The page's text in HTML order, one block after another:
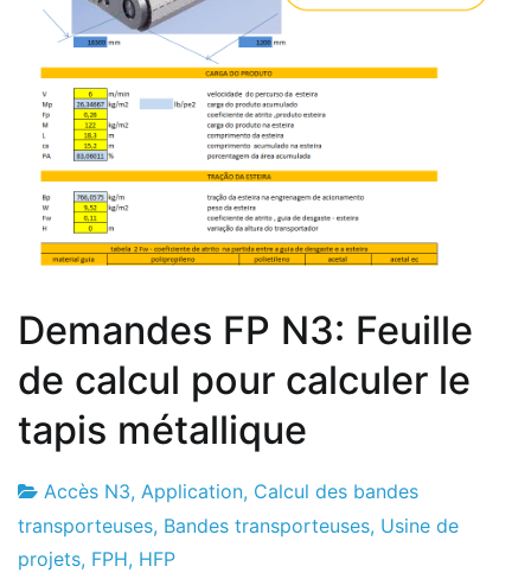
Demandes FP N3: Feuille
de calcul pour calculer le
tapis métallique
Usine
de
3
le
Accès N3, Application, Calcul des bandes
transporteuses, Bandes transporteuses, Usine de
projets, FPH, HFP